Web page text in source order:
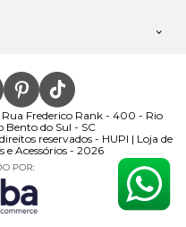
Frederico Rank - 400 - Rio
Bento do Sul - SC
reservados - HUPI | Loja de
e Acessórios - 2026